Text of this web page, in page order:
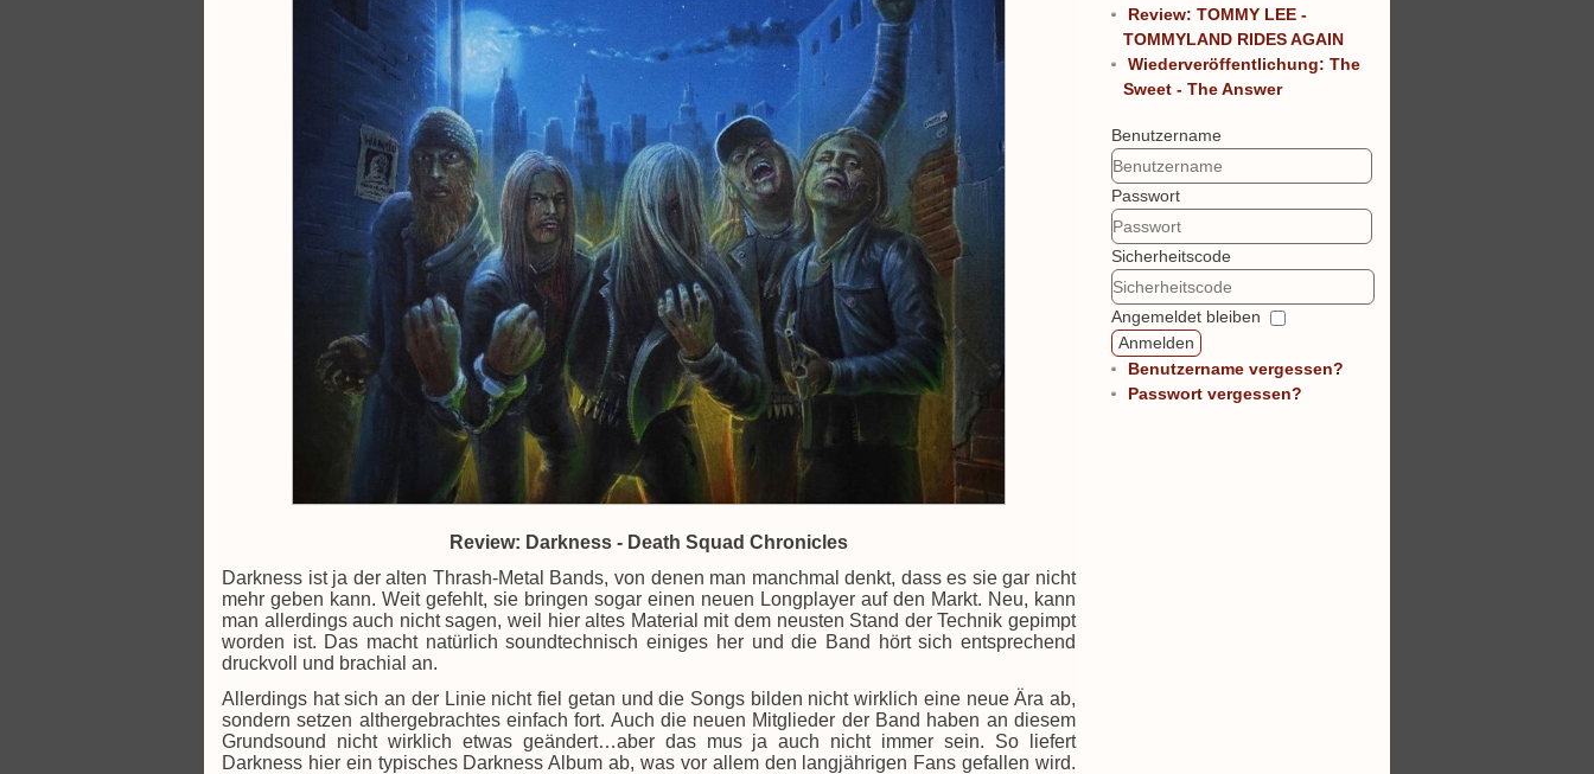
Review: Darkness - Death Squad Chronicles
Darkness ist ja der alten Thrash-Metal Bands, von denen man manchmal denkt, dass es sie gar nicht
mehr geben kann. Weit gefehlt, sie bringen sogar einen neuen Longplayer auf den Markt. Neu, kann
man allerdings auch nicht sagen, weil hier altes Material mit dem neusten Stand der Technik gepimpt
worden ist. Das macht natürlich soundtechnisch einiges her und die Band hört sich entsprechend
druckvoll und brachial an.
Allerdings hat sich an der Linie nicht fiel getan und die Songs bilden nicht wirklich eine neue Ära ab,
sondern setzen althergebrachtes einfach fort. Auch die neuen Mitglieder der Band haben an diesem
Grundsound nicht wirklich etwas geändert…aber das mus ja auch nicht immer sein. So liefert
Darkness hier ein typisches Darkness Album ab, was vor allem den langjährigen Fans gefallen wird.
Review: TOMMY LEE -
TOMMYLAND RIDES AGAIN
Wiederveröffentlichung: The
Sweet - The Answer
Benutzername
Passwort
Sicherheitscode
Angemeldet bleiben
Anmelden
Benutzername vergessen?
Passwort vergessen?